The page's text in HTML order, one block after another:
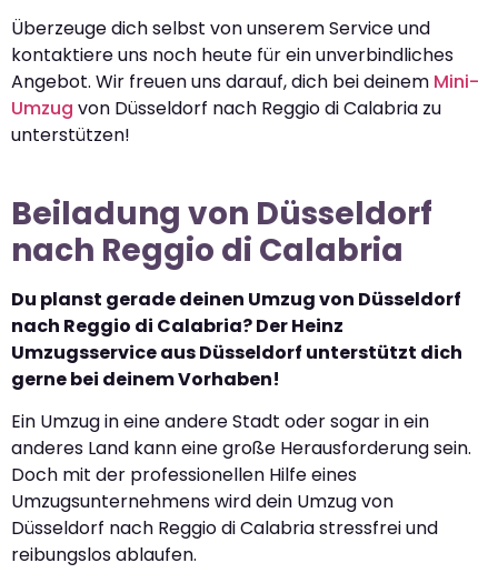
Überzeuge dich selbst von unserem Service und
kontaktiere uns noch heute für ein unverbindliches
Angebot. Wir freuen uns darauf, dich bei deinem Mini-
Umzug von Düsseldorf nach Reggio di Calabria zu
unterstützen!
Beiladung von Düsseldorf
nach Reggio di Calabria
Du planst gerade deinen Umzug von Düsseldorf
nach Reggio di Calabria? Der Heinz
Umzugsservice aus Düsseldorf unterstützt dich
gerne bei deinem Vorhaben!
Ein Umzug in eine andere Stadt oder sogar in ein
anderes Land kann eine große Herausforderung sein.
Doch mit der professionellen Hilfe eines
Umzugsunternehmens wird dein Umzug von
Düsseldorf nach Reggio di Calabria stressfrei und
reibungslos ablaufen.